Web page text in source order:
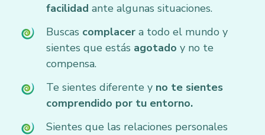
facilidad ante algunas situaciones.
Buscas complacera todo el mundo y
sientes que estás agotado y no te
compensa.
Te sientes diferente y no te sientes
comprendido por tu entorno.
Sientes que las relaciones personales